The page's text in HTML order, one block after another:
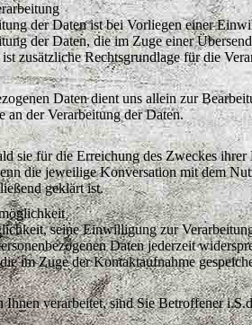
der Daten ist bei Vorliegen einer
der Daten, die im Zuge einer
ist zusätzliche Rechtsgrundlage für die
Daten dient uns allein zur
an der Verarbeitung der Daten.
sie für die Erreichung des Zweckes
die jeweilige Konversation mit dem
geklärt ist.
seine Einwilligung zur
Daten jederzeit
im Zuge der Kontaktaufnahme
Ihnen verarbeitet, sind Sie Betroffener